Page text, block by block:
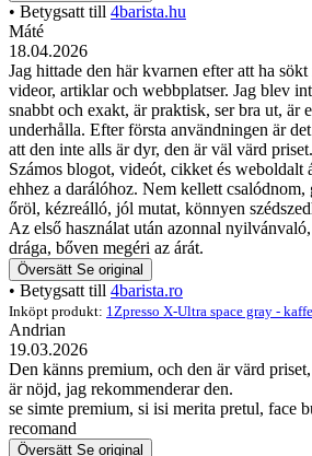
• Betygsatt till 4barista.hu
Máté
18.04.2026
Jag hittade den här kvarnen efter att ha
videor, artiklar och webbplatser. Jag blev
snabbt och exakt, är praktisk, ser bra ut, är
underhålla. Efter första användningen är
att den inte alls är dyr, den är väl värd priset.
Számos blogot, videót, cikket és weboldalt
ehhez a darálóhoz. Nem kellett csalódnom,
őröl, kézreálló, jól mutat, könnyen
Az első használat után azonnal
drága, bőven megéri az árát.
Översätt Se original
• Betygsatt till 4barista.ro
Inköpt produkt: 1Zpresso X-Ultra space gray -
Andrian
19.03.2026
Den känns premium, och den är värd
är nöjd, jag rekommenderar den.
se simte premium, si isi merita pretul, face
recomand
Översätt Se original